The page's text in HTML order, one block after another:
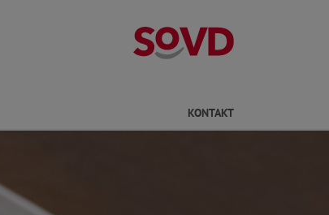
Kreisverband
KONTAKT